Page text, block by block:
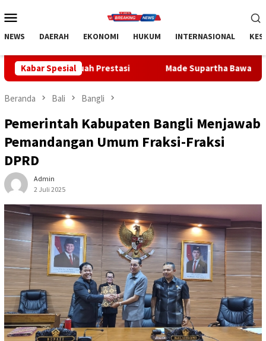
ke
Mobile
NEWS DAERAH EKONOMI HUKUM INTERNASIONAL
Kabar Spesial
Prestasi Made Supartha Bawa Energi Baru ABTI Bali,
Beranda Bali Bangli
Pemerintah Kabupaten Bangli Menjawab
Pemandangan Umum Fraksi-Fraksi
DPRD
Admin
2 Juli 2025